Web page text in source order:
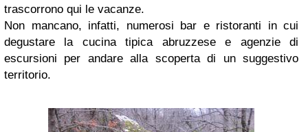
trascorrono qui le vacanze.
Non mancano, infatti, numerosi bar e ristoranti in cui
degustare la cucina tipica abruzzese e agenzie di
escursioni per andare alla scoperta di un suggestivo
territorio.